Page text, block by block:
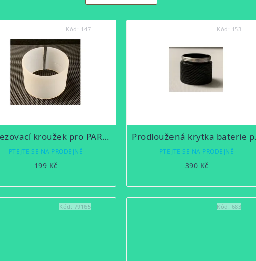
Vymezovací kroužek pro PARD NV007 z 45 na 43mm
PTEJTE SE NA PRODEJNĚ
199 Kč
Kód: 147
PTEJTE SE NA PRODEJNĚ
390 Kč
Kód: 153
Kód: 79165 Kód: 683